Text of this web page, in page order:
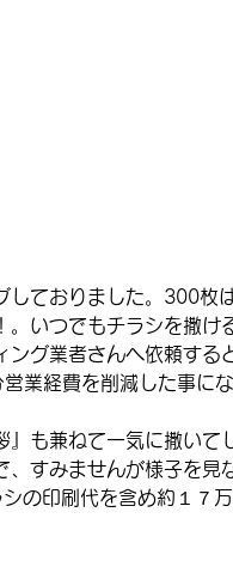
しておりました。300枚
。いつでもチラシを撒
グ業者さんへ依頼する
業経費を削減した事にな
』も兼ねて一気に撒いて
すみませんが様子を見
の印刷代を含め約１７